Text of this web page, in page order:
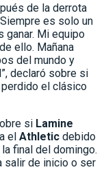
de la derrota
es solo un
ganar. Mi equipo
ello. Mañana
del mundo y
declaró sobre si
el clásico
si Lamine
el Athletic debido
final del domingo.
salir de inicio o ser